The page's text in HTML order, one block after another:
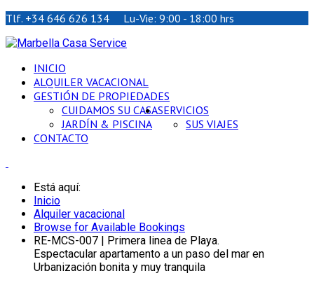
Tlf. +34 646 626 134 Lu-Vie: 9:00 - 18:00 hrs
INICIO
ALQUILER VACACIONAL
GESTIÓN DE PROPIEDADES
CUIDAMOS SU CASA
JARDÍN & PISCINA
SERVICIOS
SUS VIAJES
CONTACTO
Está aquí:
Inicio
Alquiler vacacional
Browse for Available Bookings
RE-MCS-007 | Primera linea de Playa.
Espectacular apartamento a un paso del mar en
Urbanización bonita y muy tranquila